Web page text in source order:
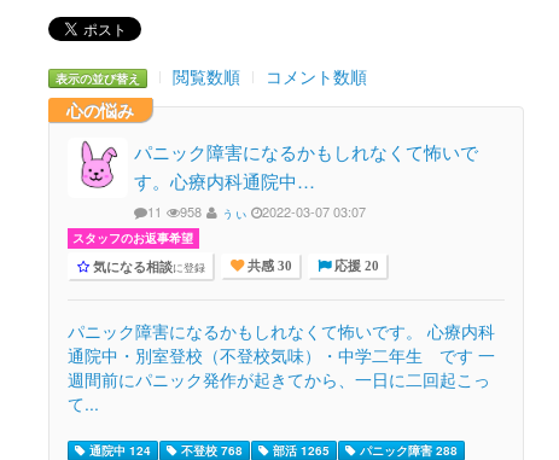
表示の並び替え 閲覧数順
コメント数順
心の悩み
パニック障害になるかもしれなくて怖いで
す。心療内科通院中…
11 958 ぅぃ 2022-03-07 03:07
スタッフのお返事希望
気になる相談に登録 共感 30 応援 20
パニック障害になるかもしれなくて怖いです。 心療内科
通院中・別室登校（不登校気味）・中学二年生 です 一
週間前にパニック発作が起きてから、一日に二回起こっ
て...
通院中 124 不登校 768 部活 1265
パニック障害 288